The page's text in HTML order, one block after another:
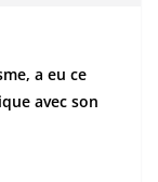
a eu ce
avec son